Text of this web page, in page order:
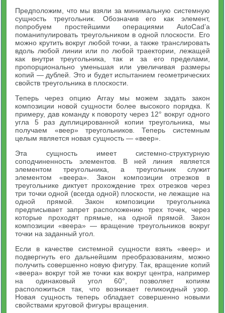
Предположим, что мы взяли за минимальную системную
сущность треугольник. Обозначив его как элемент,
попробуем простейшими операциями AutoCad’a
поманипулировать треугольником в одной плоскости. Его
можно крутить вокруг любой точки, а также транслировать
вдоль любой линии или по любой траектории, лежащей
как внутри треугольника, так и за его пределами,
пропорционально уменьшая или увеличивая размеры
копий — дублей. Это и будет испытанием геометрических
свойств треугольника в плоскости.
Теперь через опцию Array мы можем задать закон
композиции новой сущности более высокого порядка. К
примеру, дав команду к повороту через 12° вокруг одного
угла 5 раз дуплицированной копии треугольника, мы
получаем «веер» треугольников. Теперь системным
целым является новая сущность — «веер».
Эта сущность имеет системно-структурную
соподчиненность элементов. В ней линия является
элементом треугольника, а треугольник служит
элементом «веера». Закон композиции отрезков в
треугольнике диктует прохождение трех отрезков через
три точки одной (всегда одной) плоскости, не лежащие на
одной прямой. Закон композиции треугольника
предписывает запрет расположению трех точек, через
которые проходят прямые, на одной прямой. Закон
композиции «веера» — вращение треугольников вокруг
точки на заданный угол.
Если в качестве системной сущности взять «веер» и
подвергнуть его дальнейшим преобразованиям, можно
получить совершенно новую фигуру. Так, вращение копий
«веера» вокруг той же точки как вокруг центра, например
на одинаковый угол 60°, позволяет копиям
расположиться так, что возникает геликоидный узор.
Новая сущность теперь обладает совершенно новыми
свойствами круговой фигуры вращения.